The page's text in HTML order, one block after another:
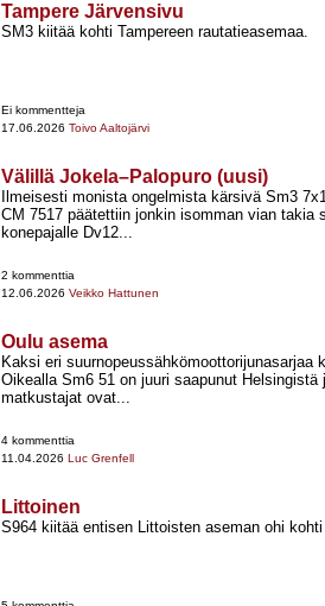
Tampere Järvensivu
SM3 kiitää kohti Tampereen rautatieasemaa.
Ei kommentteja
17.06.2026 Toivo Aaltojärvi
Välillä Jokela–Palopuro (uusi)
Ilmeisesti monista ongelmista kärsivä Sm3
CM 7517 päätettiin jonkin isomman vian takia
konepajalle Dv12...
2 kommenttia
12.06.2026 Veikko Hattunen
Oulu asema
Kaksi eri suurnopeussähkömoottorijunasarjaa
Oikealla Sm6 51 on juuri saapunut Helsingistä
matkustajat ovat...
4 kommenttia
11.04.2026 Luc Grenfell
Littoinen
S964 kiitää entisen Littoisten aseman ohi